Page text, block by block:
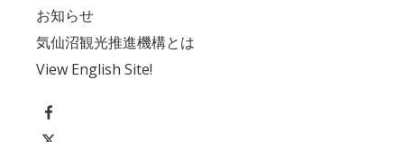
お知らせ
気仙沼観光推進機構とは
View English Site!